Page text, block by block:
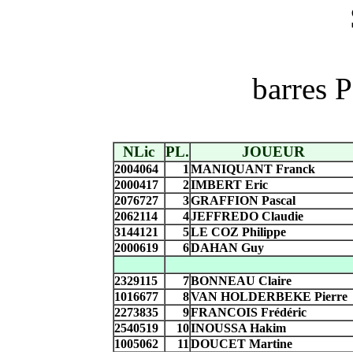
barres
NLic PL. JOUEUR
2004064 1 MANIQUANT Franck
2000417
2IMBERT Eric
2076727
3GRAFFION Pascal
2062114
4JEFFREDO Claudie
3144121
5LE COZ Philippe
2000619
6DAHAN Guy
2329115 7BONNEAU Claire
1016677
8VAN HOLDERBEKE Pierre
2273835
9FRANCOIS Frédéric
2540519
10INOUSSA Hakim
1005062
11 DOUCET Martine